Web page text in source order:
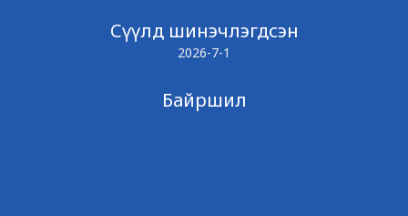
Сүүлд шинэчлэгдсэн
2026-7-1
Байршил